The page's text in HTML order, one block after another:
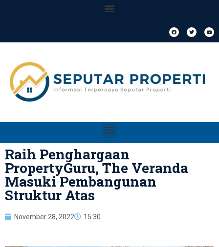
Raih Penghargaan
PropertyGuru, The Veranda
Masuki Pembangunan
Struktur Atas
November 28, 2022 15:30